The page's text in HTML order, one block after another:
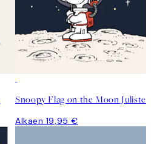
Snoopy Flag on the Moon Juliste
Alkaen 19,95 €